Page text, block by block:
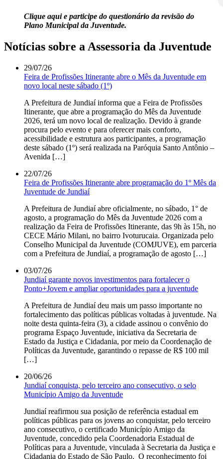
Clique aqui e participe do questionário da revisão do
Plano Municipal da Juventude.
Notícias sobre a Assessoria da Juventude
29/07/26
Feira de Profissões Itinerante abre o Mês da Juventude em
novo local neste sábado (1º)
A Prefeitura de Jundiaí informa que a Feira de Profissões
Itinerante, que abre a programação do Mês da Juventude
2026, terá um novo local de realização. Devido à grande
procura pelo evento e para oferecer mais conforto,
acessibilidade e estrutura aos participantes, a programação
deste sábado (1º) será realizada na Paróquia Santo Antônio –
Avenida […]
22/07/26
Feira de Profissões Itinerante abre programação do 1º Mês da
Juventude de Jundiaí
A Prefeitura de Jundiaí abre oficialmente, no sábado, 1° de
agosto, a programação do Mês da Juventude 2026 com a
realização da Feira de Profissões Itinerante, das 9h às 15h, no
CECE Mário Milani, no bairro Ivoturucaia. Organizada pelo
Conselho Municipal da Juventude (COMJUVE), em parceria
com a Prefeitura de Jundiaí, a programação de agosto […]
03/07/26
Jundiaí garante novos investimentos para fortalecer o
Ponto+Jovem e ampliar oportunidades para a juventude
A Prefeitura de Jundiaí deu mais um passo importante no
fortalecimento das políticas públicas voltadas à juventude. Na
noite desta quinta-feira (3), a cidade assinou o convênio do
programa Espaço Juventude, iniciativa da Secretaria de
Estado da Justiça e Cidadania, por meio da Coordenação de
Políticas da Juventude, garantindo o repasse de R$ 100 mil
[…]
20/06/26
Jundiaí conquista, pelo terceiro ano consecutivo, o selo
Município Amigo da Juventude
Jundiaí reafirmou sua posição de referência estadual em
políticas públicas para os jovens ao conquistar, pelo terceiro
ano consecutivo, o certificado Município Amigo da
Juventude, concedido pela Coordenadoria Estadual de
Políticas para a Juventude, vinculada à Secretaria da Justiça e
Cidadania do Estado de São Paulo. O reconhecimento foi